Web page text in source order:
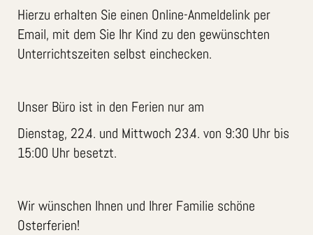
Hierzu erhalten Sie einen Online-Anmeldelink per
Email, mit dem Sie Ihr Kind zu den gewünschten
Unterrichtszeiten selbst einchecken.
Unser Büro ist in den Ferien nur am
Dienstag, 22.4. und Mittwoch 23.4. von 9:30 Uhr bis
15:00 Uhr besetzt.
Wir wünschen Ihnen und Ihrer Familie schöne
Osterferien!